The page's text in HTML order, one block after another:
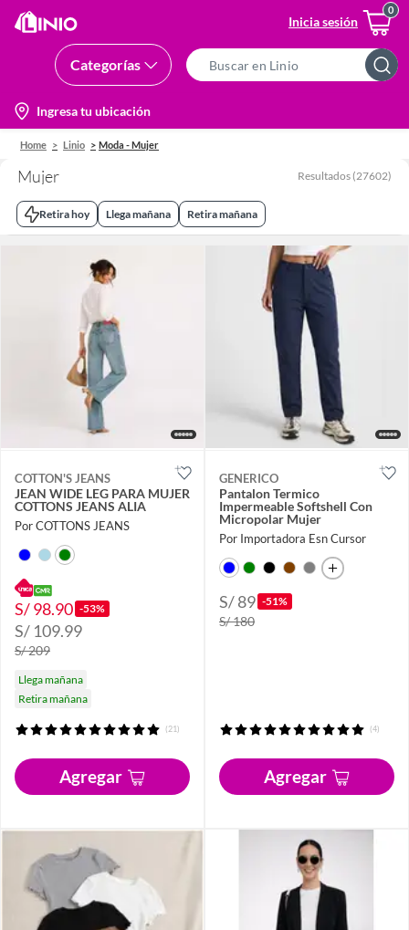
Inicia sesión
Categorías
Bar
location-
icon
Ingresa tu ubicación
Home Linio Moda - Mujer
Mujer Resultados (27602)
Retira hoy Llega mañana Retira mañana
COTTON'S JEANS
JEAN WIDE LEG PARA MUJER
COTTONS JEANS ALIA
Por COTTONS JEANS
S/ 98.90 -53%
S/ 109.99
S/ 209
Llega mañana
Retira mañana
(21)
Agregar
GENERICO
Pantalon Termico
Impermeable Softshell Con
Micropolar Mujer
Por Importadora Esn Cursor
S/ 89 -51%
S/ 180
(4)
Agregar